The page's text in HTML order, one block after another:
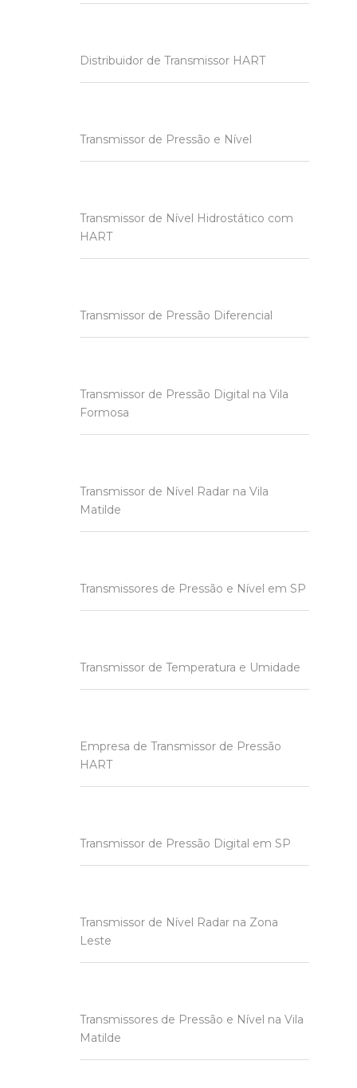
Distribuidor de Transmissor HART
Transmissor de Pressão e Nível
Transmissor de Nível Hidrostático com
HART
Transmissor de Pressão Diferencial
Transmissor de Pressão Digital na Vila
Formosa
Transmissor de Nível Radar na Vila
Matilde
Transmissores de Pressão e Nível em SP
Transmissor de Temperatura e Umidade
Empresa de Transmissor de Pressão
HART
Transmissor de Pressão Digital em SP
Transmissor de Nível Radar na Zona
Leste
Transmissores de Pressão e Nível na Vila
Matilde